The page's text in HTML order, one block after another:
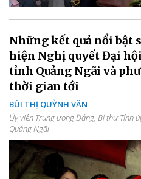
Những kết quả nổi bật
hiện Nghị quyết Đại
tỉnh Quảng Ngãi và
thời gian tới
BÙI THỊ QUỲNH VÂN
Ủy viên Trung ương Đảng, Bí thư Tỉnh
Quảng Ngãi